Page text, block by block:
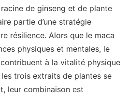
de ginseng et de plante
partie d’une stratégie
résilience. Alors que le maca
physiques et mentales, le
à la vitalité physique
trois extraits de plantes se
leur combinaison est